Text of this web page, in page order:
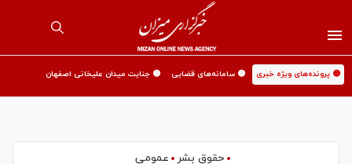
🟡 پرونده‌های ویژه خبری 🟡 سامانه‌های قضایی 🟡 جنایت میدان علیخانی اصفهان
حقوق بشر
عمومی